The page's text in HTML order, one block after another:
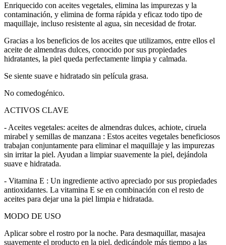
Enriquecido con aceites vegetales, elimina las impurezas y la
contaminación, y elimina de forma rápida y eficaz todo tipo de
maquillaje, incluso resistente al agua, sin necesidad de frotar.
Gracias a los beneficios de los aceites que utilizamos, entre ellos el
aceite de almendras dulces, conocido por sus propiedades
hidratantes, la piel queda perfectamente limpia y calmada.
Se siente suave e hidratado sin película grasa.
No comedogénico.
ACTIVOS CLAVE
- Aceites vegetales: aceites de almendras dulces, achiote, ciruela
mirabel y semillas de manzana : Estos aceites vegetales beneficiosos
trabajan conjuntamente para eliminar el maquillaje y las impurezas
sin irritar la piel. Ayudan a limpiar suavemente la piel, dejándola
suave e hidratada.
- Vitamina E : Un ingrediente activo apreciado por sus propiedades
antioxidantes. La vitamina E se en combinación con el resto de
aceites para dejar una la piel limpia e hidratada.
MODO DE USO
Aplicar sobre el rostro por la noche. Para desmaquillar, masajea
suavemente el producto en la piel, dedicándole más tiempo a las